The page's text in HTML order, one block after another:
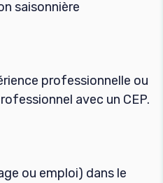
saisonnière
professionnelle ou
avec un CEP.
ou emploi) dans le